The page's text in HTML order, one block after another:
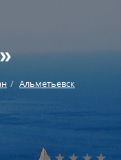
Альметьевск